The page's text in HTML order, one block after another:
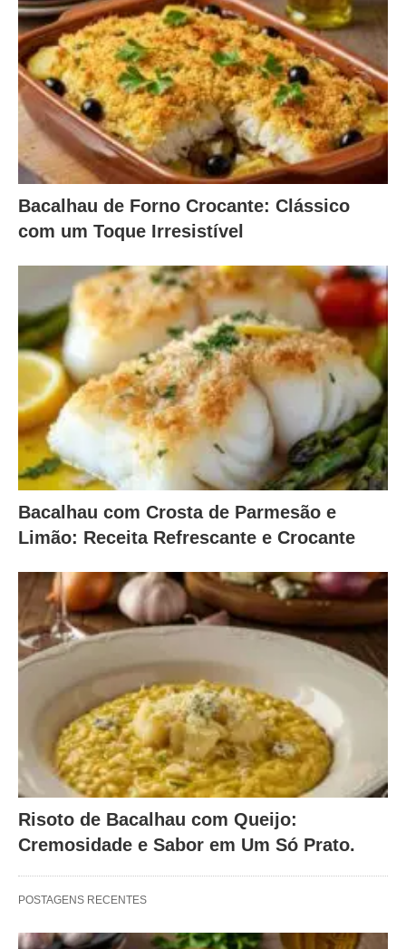
Bacalhau de Forno Crocante: Clássico
com um Toque Irresistível
Bacalhau com Crosta de Parmesão e
Limão: Receita Refrescante e Crocante
Risoto de Bacalhau com Queijo:
Cremosidade e Sabor em Um Só Prato.
POSTAGENS RECENTES